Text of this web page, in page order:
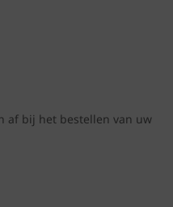
af bij het bestellen van uw